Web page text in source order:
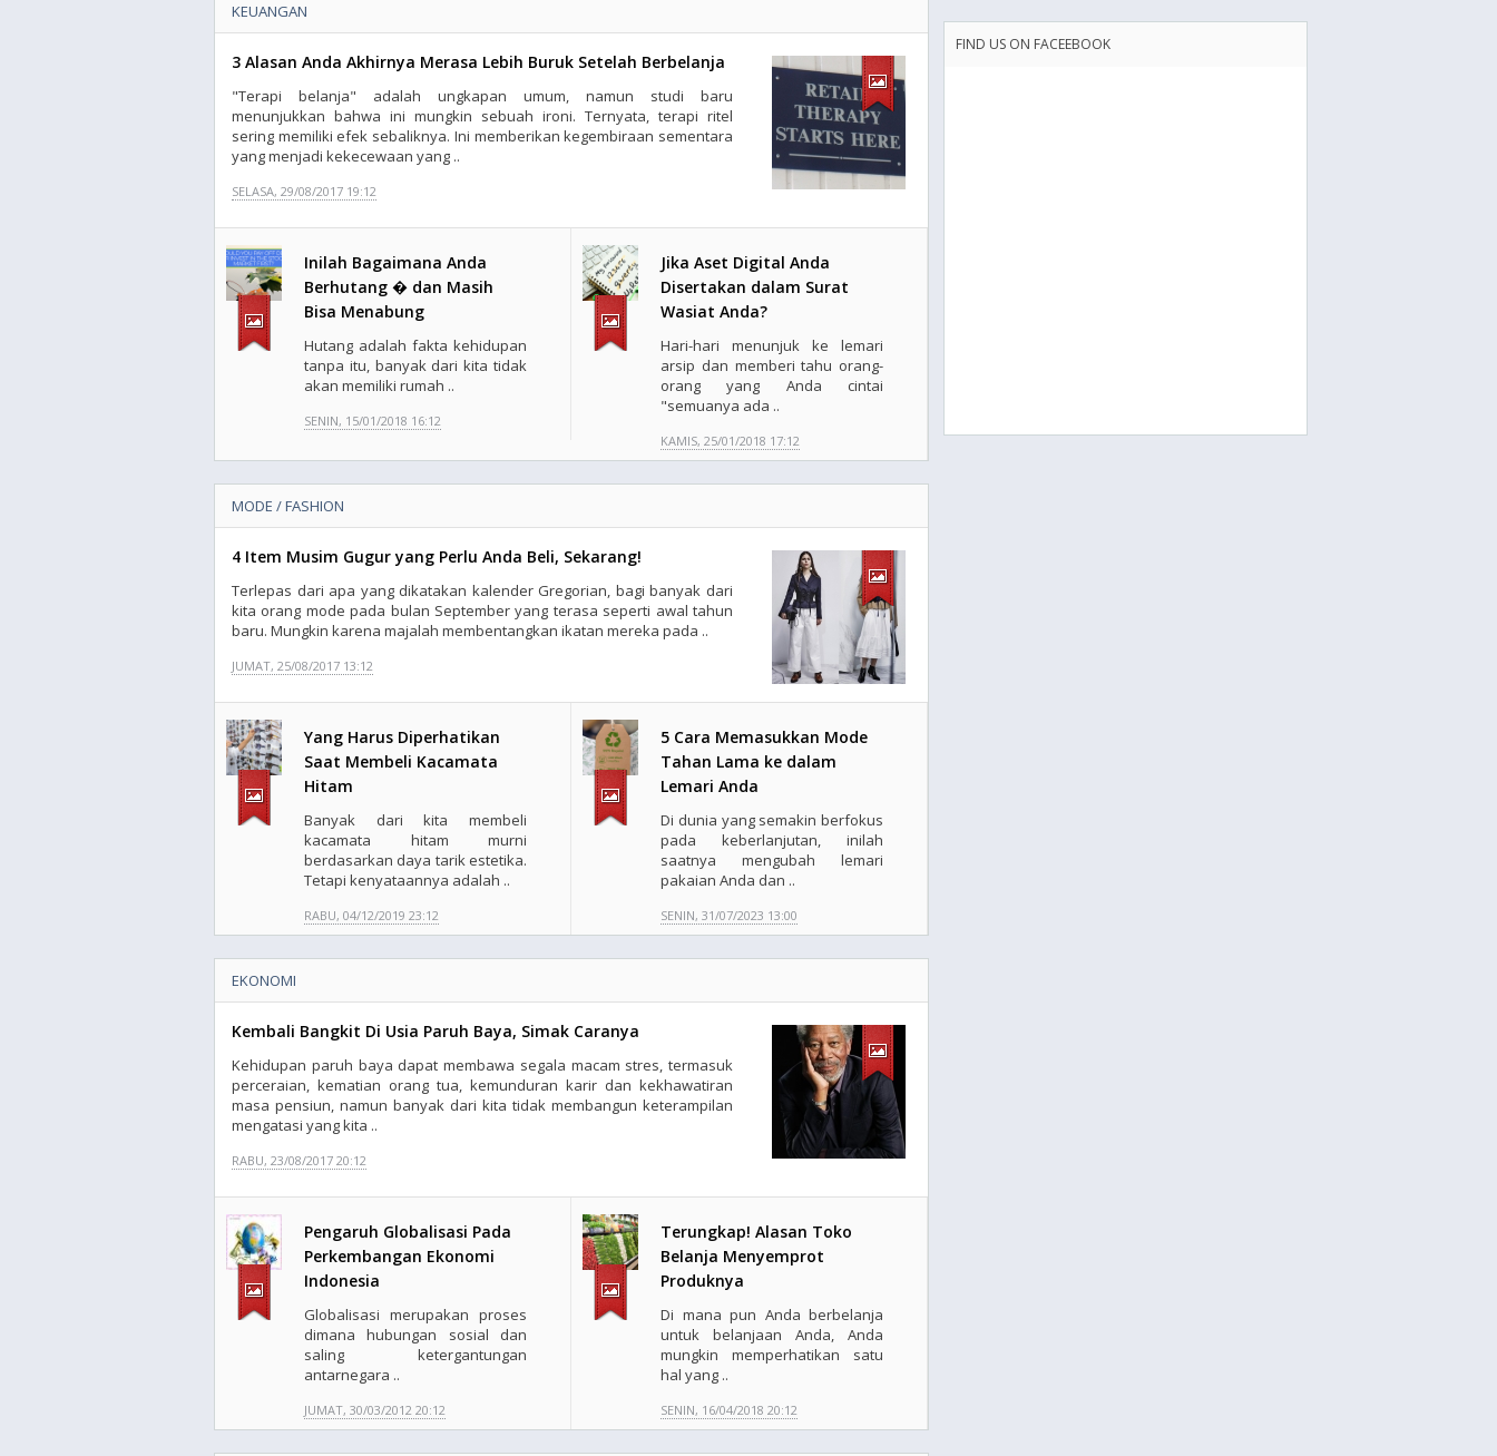
KEUANGAN
3 Alasan Anda Akhirnya Merasa Lebih Buruk Setelah Berbelanja
"Terapi belanja" adalah ungkapan umum, namun studi baru
menunjukkan bahwa ini mungkin sebuah ironi. Ternyata, terapi ritel
sering memiliki efek sebaliknya. Ini memberikan kegembiraan sementara
yang menjadi kekecewaan yang ..
SELASA, 29/08/2017 19:12
Inilah Bagaimana Anda
Berhutang � dan Masih
Bisa Menabung
Hutang adalah fakta kehidupan
tanpa itu, banyak dari kita tidak
akan memiliki rumah ..
SENIN, 15/01/2018 16:12
Jika Aset Digital Anda
Disertakan dalam Surat
Wasiat Anda?
Hari-hari menunjuk ke lemari
arsip dan memberi tahu orang-
orang yang Anda cintai
"semuanya ada ..
KAMIS, 25/01/2018 17:12
MODE / FASHION
4 Item Musim Gugur yang Perlu Anda Beli, Sekarang!
Terlepas dari apa yang dikatakan kalender Gregorian, bagi banyak dari
kita orang mode pada bulan September yang terasa seperti awal tahun
baru. Mungkin karena majalah membentangkan ikatan mereka pada ..
JUMAT, 25/08/2017 13:12
Yang Harus Diperhatikan
Saat Membeli Kacamata
Hitam
Banyak dari kita membeli
kacamata hitam murni
berdasarkan daya tarik estetika.
Tetapi kenyataannya adalah ..
RABU, 04/12/2019 23:12
5 Cara Memasukkan Mode
Tahan Lama ke dalam
Lemari Anda
Di dunia yang semakin berfokus
pada keberlanjutan, inilah
saatnya mengubah lemari
pakaian Anda dan ..
SENIN, 31/07/2023 13:00
EKONOMI
Kembali Bangkit Di Usia Paruh Baya, Simak Caranya
Kehidupan paruh baya dapat membawa segala macam stres, termasuk
perceraian, kematian orang tua, kemunduran karir dan kekhawatiran
masa pensiun, namun banyak dari kita tidak membangun keterampilan
mengatasi yang kita ..
RABU, 23/08/2017 20:12
Pengaruh Globalisasi Pada
Perkembangan Ekonomi
Indonesia
Globalisasi merupakan proses
dimana hubungan sosial dan
saling ketergantungan
antarnegara ..
JUMAT, 30/03/2012 20:12
Terungkap! Alasan Toko
Belanja Menyemprot
Produknya
Di mana pun Anda berbelanja
untuk belanjaan Anda, Anda
mungkin memperhatikan satu
hal yang ..
SENIN, 16/04/2018 20:12
FIND US ON FACEEBOOK